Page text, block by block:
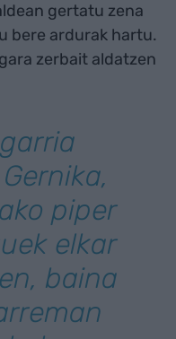
gertatu zena
bere ardurak hartu.
zerbait aldatzen
piper
elkar
baina